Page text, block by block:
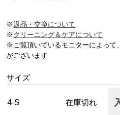
※返品・交換について
※クリーニング＆ケアについて
※ご覧頂いているモニターによって
がございます
サイズ
4-S 在庫切れ